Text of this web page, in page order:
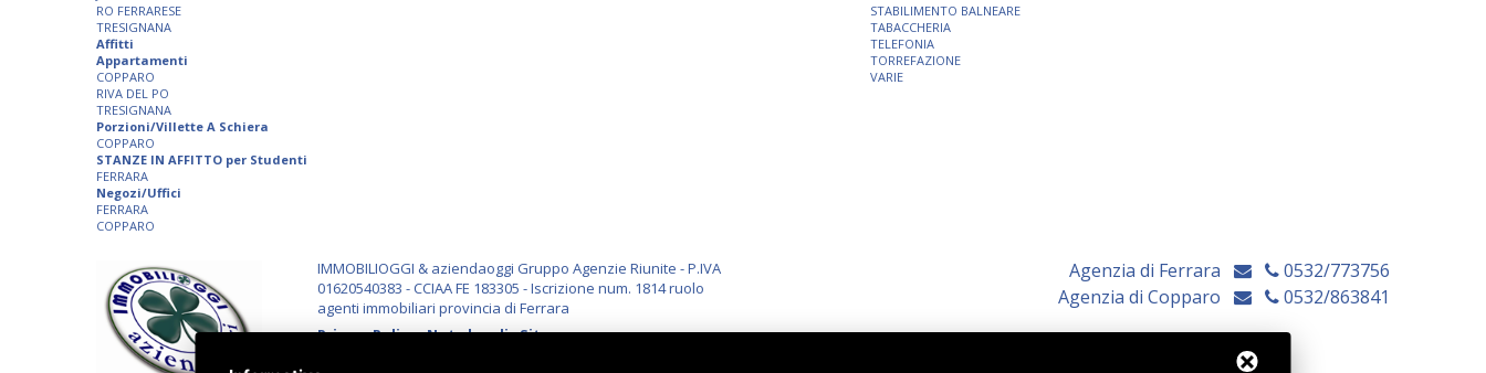
RO FERRARESE
TRESIGNANA
Affitti
Appartamenti
COPPARO
RIVA DEL PO
TRESIGNANA
Porzioni/Villette A Schiera
COPPARO
STANZE IN AFFITTO per Studenti
FERRARA
Negozi/Uffici
FERRARA
COPPARO
STABILIMENTO BALNEARE
TABACCHERIA
TELEFONIA
TORREFAZIONE
VARIE
IMMOBILIOGGI & aziendaoggi Gruppo Agenzie Riunite - P.IVA
01620540383 - CCIAA FE 183305 - Iscrizione num. 1814 ruolo
agenti immobiliari provincia di Ferrara
Privacy Policy-Note legali-Sitemap
Agenzia di Ferrara
0532/773756
Agenzia di Copparo
0532/863841